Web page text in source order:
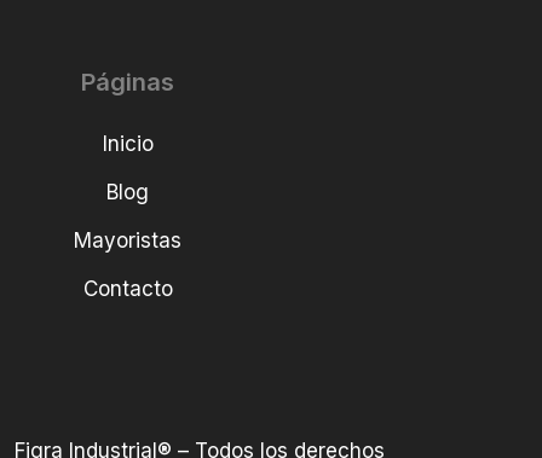
Páginas
Inicio
Blog
Mayoristas
Contacto
Figra Industrial® – Todos los derechos